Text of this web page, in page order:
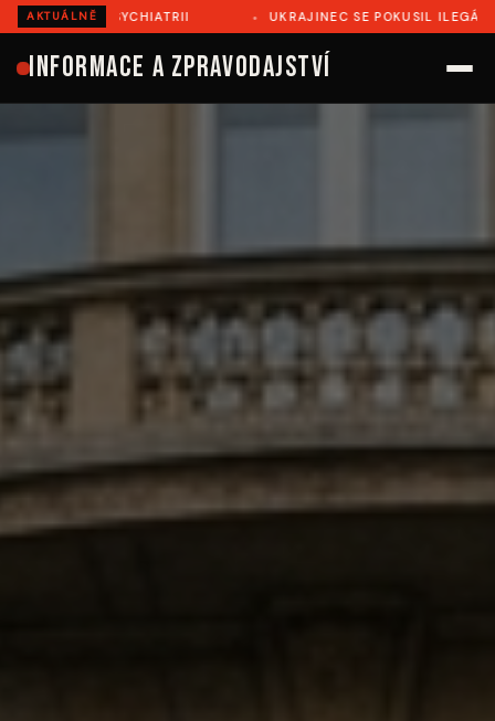
AKTUÁLNĚ
PSYCHIATRII UKRAJINEC SE POKUSIL ILEGÁLNĚ
Informace a zpravodajství